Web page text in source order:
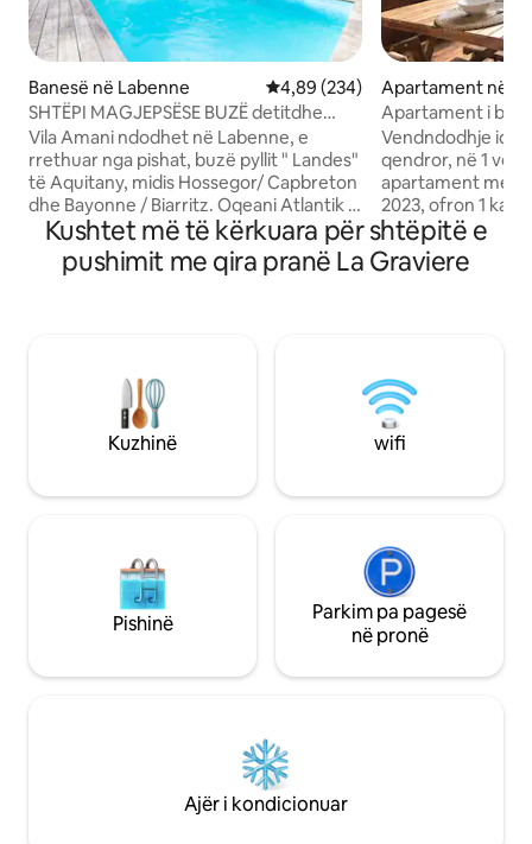
Banesë në Labenne Vlerësimi mesatar 4,89 nga 5,
4,89 (234)
SHTËPI MAGJEPSËSE BUZË detitdhe
pyllit me pisha
Vila Amani ndodhet në Labenne, e
rrethuar nga pishat, buzë pyllit " Landes"
të Aquitany, midis Hossegor/ Capbreton
dhe Bayonne / Biarritz. Oqeani Atlantik 3
km, shikonte plazhin dhe dunat e
pafundme, një parajsë sërfi. Klube të
shumta golfi brenda 30 km. Të gjitha
pa trafik (shtëpia ndodhet në fund të një
rruge pa dalje, pa pamje nga fqinjët) : të
gjitha karakteristikat që e bëjnë këtë
vend unik dhe ekskluziv. Shtëpia quhet
"paqe" në suahili ... Përshkrimi: 800m2
vende parkimi të mbuluara. Alarm dhe
mbikëqyrje në distancë. Struktura e
bukur, atmosfera "brenda dhe jashtë"
për shkak të tarracës prej druri të
e madhe ndenjjeje + dhomë ngrënieje
lavatriçe-tharëse, furrë, pianura me
induksion, mikrovalë, Nespresso Inissia,
kazan, toster, përpunues ushqimi,
"raclette" dhe "fondue") 1 dhomë gjumi
Apartament në
Apartament i
Estacade,
Vendndodhje
qendror, në 1
apartament me 3
2023, ofron 1 kapacitet akomodimi deri
në 4 vizitorë.
pagesë nga 01/07
Dhoma e ndenjjes/
Banesë pa pishinë Afërsia me plazhet,
portin, restorantet,
nuk lejohen Nuk
Kushtet më të kërkuara për shtëpitë e
pushimit me qira pranë La Graviere
Kuzhinë wifi
Pishinë
Parkim pa pagesë
në pronë
Ajër i kondicionuar